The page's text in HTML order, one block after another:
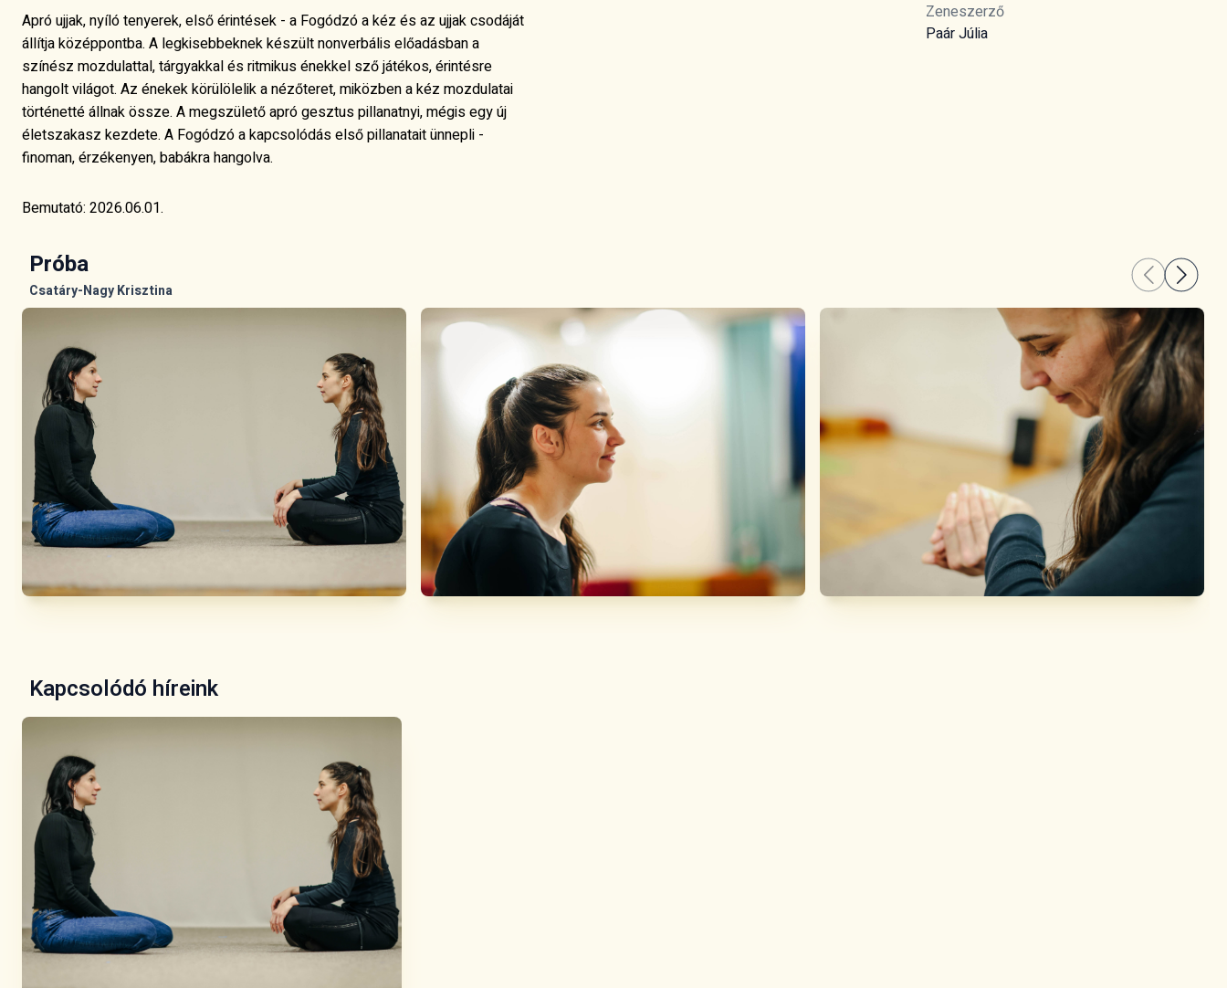
Apró ujjak, nyíló tenyerek, első érintések - a Fogódzó a kéz és az ujjak csodáját
állítja középpontba. A legkisebbeknek készült nonverbális előadásban a
színész mozdulattal, tárgyakkal és ritmikus énekkel sző játékos, érintésre
hangolt világot. Az énekek körülölelik a nézőteret, miközben a kéz mozdulatai
történetté állnak össze. A megszülető apró gesztus pillanatnyi, mégis egy új
életszakasz kezdete. A Fogódzó a kapcsolódás első pillanatait ünnepli -
finoman, érzékenyen, babákra hangolva.
Bemutató: 2026.06.01.
Zeneszerző
Paár Júlia
Próba
Csatáry-Nagy Krisztina
Kapcsolódó híreink